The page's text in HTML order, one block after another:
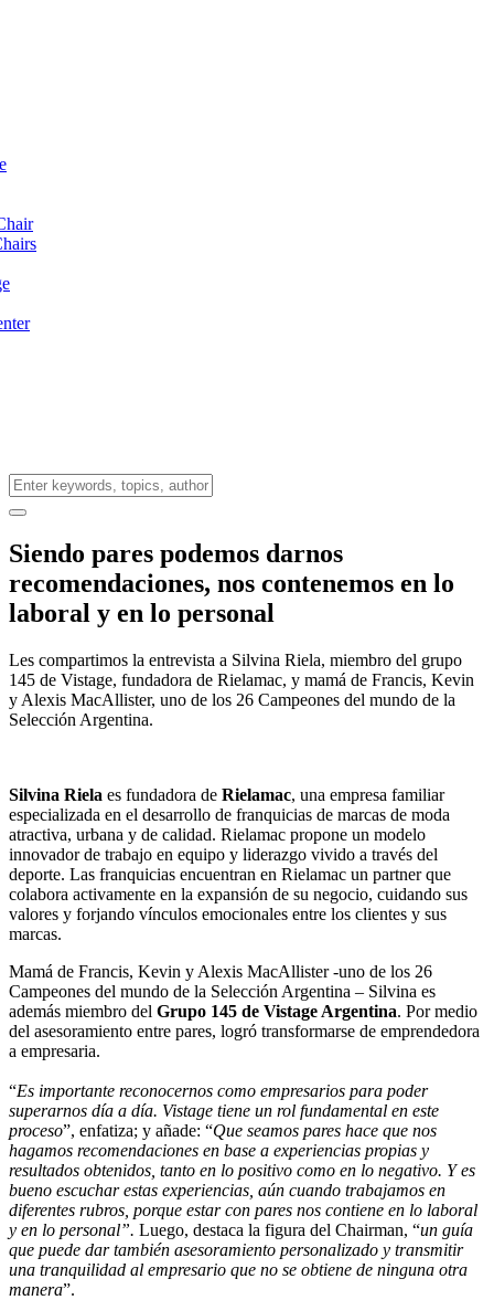
Siendo pares podemos darnos
recomendaciones, nos contenemos en lo
laboral y en lo personal
Les compartimos la entrevista a Silvina Riela, miembro del grupo
145 de Vistage, fundadora de Rielamac, y mamá de Francis, Kevin
y Alexis MacAllister, uno de los 26 Campeones del mundo de la
Selección Argentina.
Silvina Riela es fundadora de Rielamac, una empresa familiar
especializada en el desarrollo de franquicias de marcas de moda
atractiva, urbana y de calidad. Rielamac propone un modelo
innovador de trabajo en equipo y liderazgo vivido a través del
deporte. Las franquicias encuentran en Rielamac un partner que
colabora activamente en la expansión de su negocio, cuidando sus
valores y forjando vínculos emocionales entre los clientes y sus
marcas.
Mamá de Francis, Kevin y Alexis MacAllister -uno de los 26
Campeones del mundo de la Selección Argentina – Silvina es
además miembro del Grupo 145 de Vistage Argentina. Por medio
del asesoramiento entre pares, logró transformarse de emprendedora
a empresaria.
“Es importante reconocernos como empresarios para poder
superarnos día a día. Vistage tiene un rol fundamental en este
proceso”, enfatiza; y añade: “Que seamos pares hace que nos
hagamos recomendaciones en base a experiencias propias y
resultados obtenidos, tanto en lo positivo como en lo negativo. Y es
bueno escuchar estas experiencias, aún cuando trabajamos en
diferentes rubros, porque estar con pares nos contiene en lo laboral
y en lo personal”. Luego, destaca la figura del Chairman, “un guía
que puede dar también asesoramiento personalizado y transmitir
una tranquilidad al empresario que no se obtiene de ninguna otra
manera”.